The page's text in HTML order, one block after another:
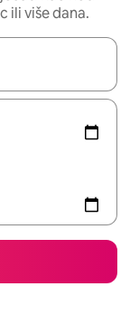
ili više dana.
pregledati